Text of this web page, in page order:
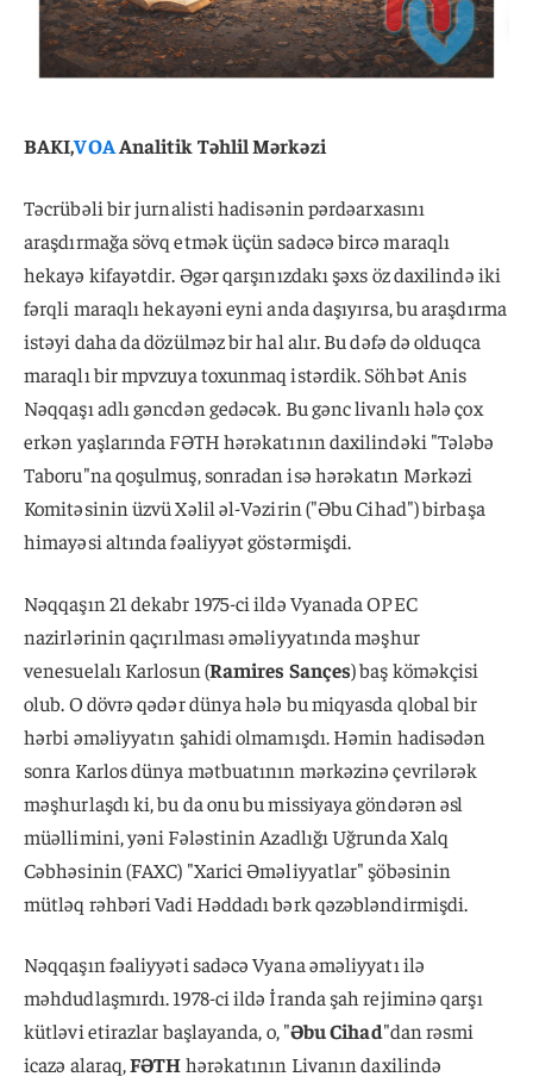
BAKI,VOAAnalitik Təhlil Mərkəzi
Təcrübəli bir jurnalisti hadisənin pərdəarxasını
araşdırmağa sövq etmək üçün sadəcə bircə maraqlı
hekayə kifayətdir. Əgər qarşınızdakı şəxs öz daxilində iki
fərqli maraqlı hekayəni eyni anda daşıyırsa, bu araşdırma
istəyi daha da dözülməz bir hal alır. Bu dəfə də olduqca
maraqlı bir mpvzuya toxunmaq istərdik. Söhbət Anis
Nəqqaşı adlı gəncdən gedəcək. Bu gənc livanlı hələ çox
erkən yaşlarında FƏTH hərəkatının daxilindəki "Tələbə
Taboru"na qoşulmuş, sonradan isə hərəkatın Mərkəzi
Komitəsinin üzvü Xəlil əl-Vəzirin ("Əbu Cihad") birbaşa
himayəsi altında fəaliyyət göstərmişdi.
Nəqqaşın 21 dekabr 1975-ci ildə Vyanada OPEC
nazirlərinin qaçırılması əməliyyatında məşhur
venesuelalı Karlosun (Ramires Sançes) baş köməkçisi
olub. O dövrə qədər dünya hələ bu miqyasda qlobal bir
hərbi əməliyyatın şahidi olmamışdı. Həmin hadisədən
sonra Karlos dünya mətbuatının mərkəzinə çevrilərək
məşhurlaşdı ki, bu da onu bu missiyaya göndərən əsl
müəllimini, yəni Fələstinin Azadlığı Uğrunda Xalq
Cəbhəsinin (FAXC) "Xarici Əməliyyatlar" şöbəsinin
mütləq rəhbəri Vadi Həddadı bərk qəzəbləndirmişdi.
Nəqqaşın fəaliyyəti sadəcə Vyana əməliyyatı ilə
məhdudlaşmırdı. 1978-ci ildə İranda şah rejiminə qarşı
kütləvi etirazlar başlayanda, o, "Əbu Cihad"dan rəsmi
icazə alaraq,FƏTHhərəkatının Livanın daxilində